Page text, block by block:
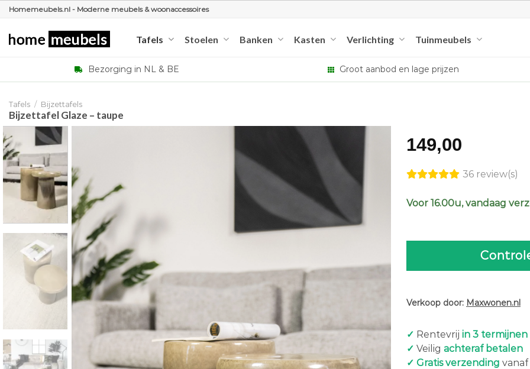
Ga
inhoud
Homemeubels.nl - Moderne meubels & woonaccessoires
Tafels Stoelen Banken Kasten Verlichting Tuinmeubels
Bezorging in NL & BE Groot aanbod en lage prijzen
Tafels / Bijzettafels
Bijzettafel Glaze – taupe
149,00
36 review(s)
Voor 16.00u, vandaag
Verkoop door: Maxwonen.nl
✓ Rentevrij in 3
✓ Veilig achteraf betalen
✓ Gratis verzending